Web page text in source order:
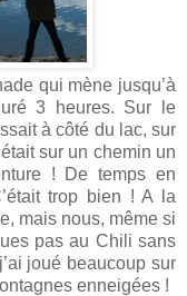
qui mène jusqu’à
3 heures. Sur le
à côté du lac, sur
sur un chemin un
! De temps en
trop bien ! A la
mais nous, même si
pas au Chili sans
joué beaucoup sur
enneigées !